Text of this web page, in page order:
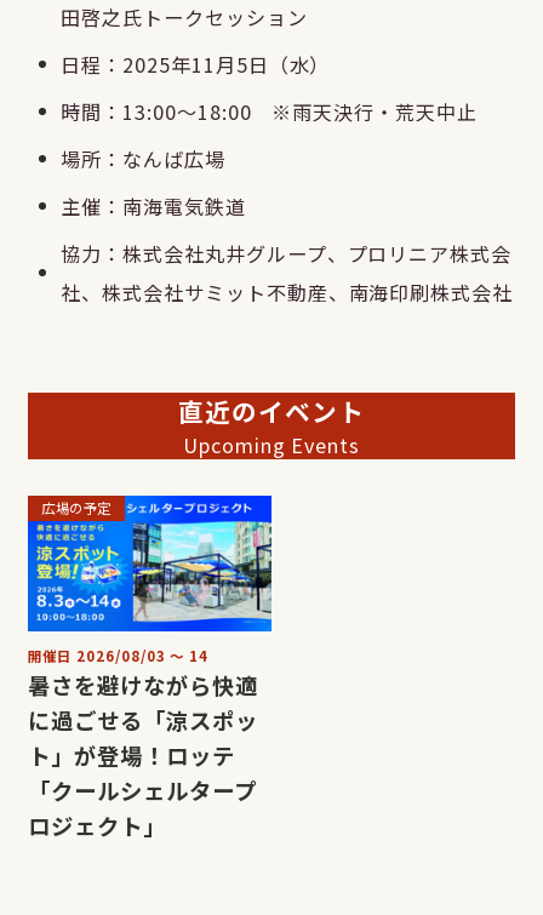
田啓之氏トークセッション
日程：2025年11月5日（水）
時間：13:00～18:00 ※雨天決行・荒天中止
場所：なんば広場
主催：南海電気鉄道
協力：株式会社丸井グループ、プロリニア株式会
社、株式会社サミット不動産、南海印刷株式会社
直近のイベント
Upcoming Events
広場の予定
開催日 2026/08/03 〜 14
暑さを避けながら快適
に過ごせる「涼スポッ
ト」が登場！ロッテ
「クールシェルタープ
ロジェクト」